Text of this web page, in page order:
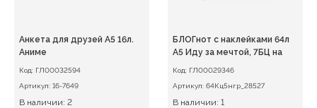
Анкета для друзей А5 16л.
Аниме
Код: ГЛ00032594
Артикул: 16-7649
В наличии: 2
БЛОГнот с наклейками 64л
А5 Иду за мечтой, 7БЦ на
Код: ГЛ00029346
Артикул: 64Кц5нгр_28527
В наличии: 1